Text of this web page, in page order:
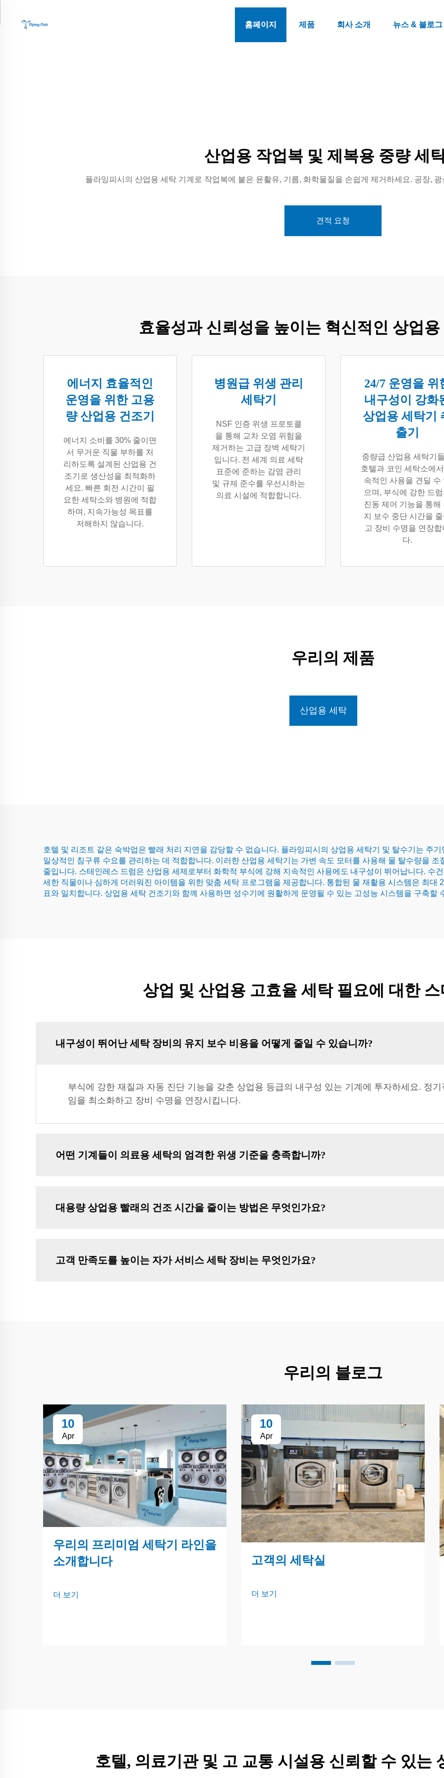
홈페이지 제품 회사 소개 뉴스 & 블로그
산업용 작업복 및 제복용 중량 세
플라잉피시의 산업용 세탁 기계로 작업복에 붙은 윤활유, 기름, 화학물질을 손쉽게 제거하세요. 공장,
견적 요청
효율성과 신뢰성을 높이는 혁신적인 상업
에너지 효율적인
운영을 위한 고용
량 산업용 건조기
에너지 소비를 30% 줄이면
서 무거운 직물 부하를 처
리하도록 설계된 산업용 건
조기로 생산성을 최적화하
세요. 빠른 회전 시간이 필
요한 세탁소와 병원에 적합
하며, 지속가능성 목표를
저해하지 않습니다.
병원급 위생 관리
세탁기
NSF 인증 위생 프로토콜
을 통해 교차 오염 위험을
제거하는 고급 장벽 세탁기
입니다. 전 세계 의료 세탁
표준에 준하는 감염 관리
및 규제 준수를 우선시하는
의료 시설에 적합합니다.
24/7 운영을 위
내구성이 강화
상업용 세탁기
출기
중량급 산업용 세탁기
호텔과 코인 세탁소에
속적인 사용을 견딜 수
으며, 부식에 강한 드
진동 제어 기능을 통해
지 보수 중단 시간을
고 장비 수명을 연장합
다.
우리의 제품
산업용 세탁
호텔 및 리조트 같은 숙박업은 빨래 처리 지연을 감당할 수 없습니다. 플라잉피시의 상업용 세탁기 및 탈수기는 주
일상적인 침구류 수요를 관리하는 데 적합합니다. 이러한 산업용 세탁기는 가변 속도 모터를 사용해 물 탈수량을
줄입니다. 스테인레스 드럼은 산업용 세제로부터 화학적 부식에 강해 지속적인 사용에도 내구성이 뛰어납니다. 수
세한 직물이나 심하게 더러워진 아이템을 위한 맞춤 세탁 프로그램을 제공합니다. 통합된 물 재활용 시스템은 최대
표와 일치합니다. 상업용 세탁 건조기와 함께 사용하면 성수기에 원활하게 운영될 수 있는 고성능 시스템을 구축할
상업 및 산업용 고효율 세탁 필요에 대한
내구성이 뛰어난 세탁 장비의 유지 보수 비용을 어떻게 줄일 수 있습니까?
부식에 강한 재질과 자동 진단 기능을 갖춘 상업용 등급의 내구성 있는 기계에 투자하세요. 정
임을 최소화하고 장비 수명을 연장시킵니다.
어떤 기계들이 의료용 세탁의 엄격한 위생 기준을 충족합니까?
대용량 상업용 빨래의 건조 시간을 줄이는 방법은 무엇인가요?
고객 만족도를 높이는 자가 서비스 세탁 장비는 무엇인가요?
우리의 블로그
10
Apr
우리의 프리미엄 세탁기 라인을
소개합니다
더 보기
10
Apr
고객의 세탁실
더 보기
호텔, 의료기관 및 고 교통 시설용 신뢰할 수 있는